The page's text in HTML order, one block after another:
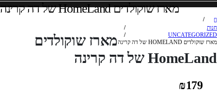
מארז שוקולדים HomeLand של דה קרינה
חנות
UNCATEGORIZED
מארז שוקולדים HOMELAND של דה קרינה
מארז שוקולדים
HomeLand של דה קרינה
₪179